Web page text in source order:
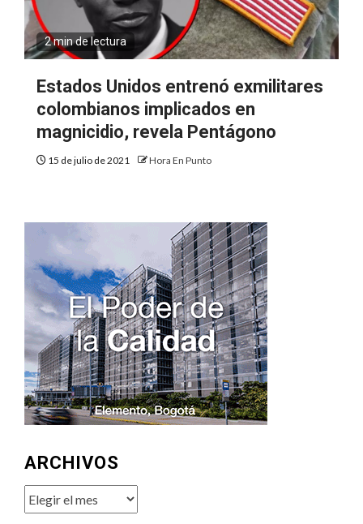
2 min de lectura
Estados Unidos entrenó exmilitares
colombianos implicados en
magnicidio, revela Pentágono
15 de julio de 2021 Hora En Punto
ARCHIVOS
Archivos